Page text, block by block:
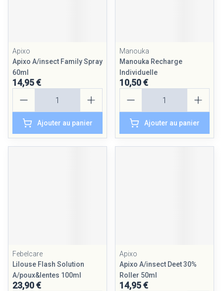
Apixo
Apixo A/insect Family Spray
60ml
14,95 €
Ajouter au panier
Manouka
Manouka Recharge
Individuelle
10,50 €
Ajouter au panier
Febelcare
Lilouse Flash Solution
A/poux&lentes 100ml
23,90 €
Apixo
Apixo A/insect Deet 30%
Roller 50ml
14,95 €